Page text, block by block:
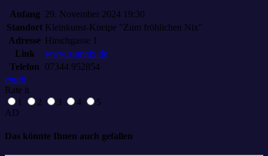
Anfang 29. November 2024 19:30
Standort Kleinkunst-Kneipe "Zum fröhlichen Nix"
Adresse Hirschgasse 1
Link
www.zumnix.de
Telefon
07344 952854
email
Rate it
1
2 3 4
5
AD
Das könnte Ihnen auch gefallen